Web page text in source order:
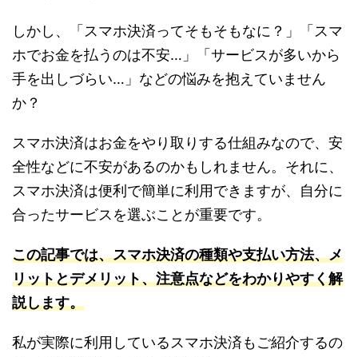
しかし、「スマホ決済ってそもそもなに？」「スマ
ホでお金を払うのは不安…」「サービスが多いから
手を出しづらい…」などの悩みを抱えていません
か？
スマホ決済はお金をやり取りする仕組みなので、安
全性などに不安があるのかもしれません。それに、
スマホ決済は便利で簡単に利用できますが、自分に
合ったサービスを選ぶことが重要です。
この記事では、スマホ決済の種類や支払い方法、メ
リットとデメリット、注意点などをわかりやすく解
説します。
私が実際に利用しているスマホ決済もご紹介するの